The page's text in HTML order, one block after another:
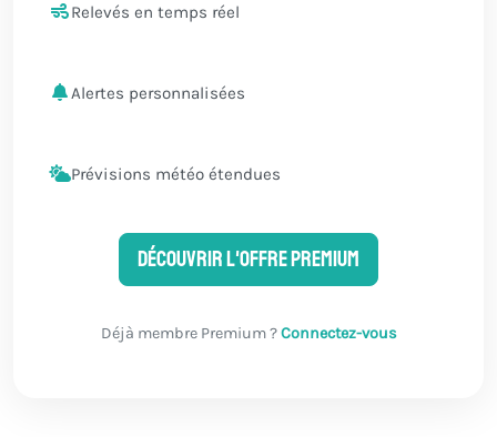
Relevés en temps réel
Alertes personnalisées
Prévisions météo étendues
Découvrir l'offre Premium
Déjà membre Premium ?Connectez-vous